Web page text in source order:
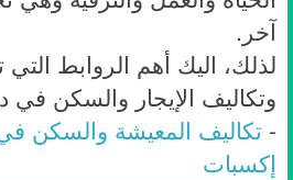
آخر.
لذلك، اليك أهم الروابط
وتكاليف الإيجار والسكن في
- تكاليف المعيشة والسكن
إكسبات